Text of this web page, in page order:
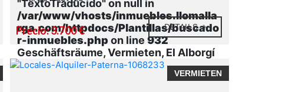
"TextoTraducido" on null in
/var/www/vhosts/inmuebles.llomalla
rga.com/httpdocs/Plantillas/buscado
r-inmuebles.php on line932
Geschäftsräume, Vermieten, El Alborgí
1
Precio: 3.700 € DETAILS
VERMIETEN